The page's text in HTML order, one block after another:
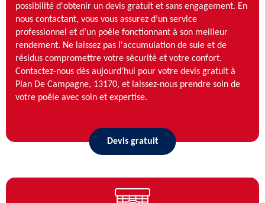
possibilité d'obtenir un devis gratuit et sans engagement. En
nous contactant, vous vous assurez d’un service
professionnel et d’un poêle fonctionnant à son meilleur
rendement. Ne laissez pas l'accumulation de suie et de
résidus compromettre votre sécurité et votre confort.
Contactez-nous dès aujourd'hui pour votre devis gratuit à
Plan De Campagne, 13170, et laissez-nous prendre soin de
votre poêle avec soin et expertise.
Devis gratuit